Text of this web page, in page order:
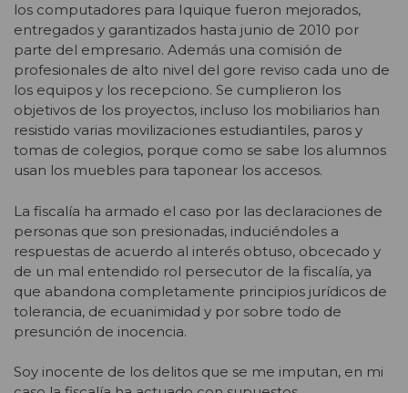
los computadores para Iquique fueron mejorados,
entregados y garantizados hasta junio de 2010 por
parte del empresario. Además una comisión de
profesionales de alto nivel del gore reviso cada uno de
los equipos y los recepciono. Se cumplieron los
objetivos de los proyectos, incluso los mobiliarios han
resistido varias movilizaciones estudiantiles, paros y
tomas de colegios, porque como se sabe los alumnos
usan los muebles para taponear los accesos.
La fiscalía ha armado el caso por las declaraciones de
personas que son presionadas, induciéndoles a
respuestas de acuerdo al interés obtuso, obcecado y
de un mal entendido rol persecutor de la fiscalía, ya
que abandona completamente principios jurídicos de
tolerancia, de ecuanimidad y por sobre todo de
presunción de inocencia.
Soy inocente de los delitos que se me imputan, en mi